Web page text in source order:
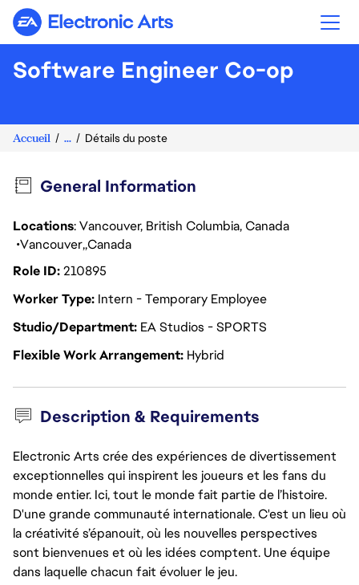
Electronic Arts
Software Engineer Co-op
Accueil ... Détails du poste
General Information
Locations: Vancouver, British Columbia, Canada
Vancouver Canada
Role ID210895
Worker Type Intern - Temporary Employee
Studio/Department EA Studios - SPORTS
Flexible Work Arrangement Hybrid
Description & Requirements
Electronic Arts crée des expériences de divertissement
exceptionnelles qui inspirent les joueurs et les fans du
monde entier. Ici, tout le monde fait partie de l’histoire.
D'une grande communauté internationale. C'est un lieu où
la créativité s’épanouit, où les nouvelles perspectives
sont bienvenues et où les idées comptent. Une équipe
dans laquelle chacun fait évoluer le jeu.